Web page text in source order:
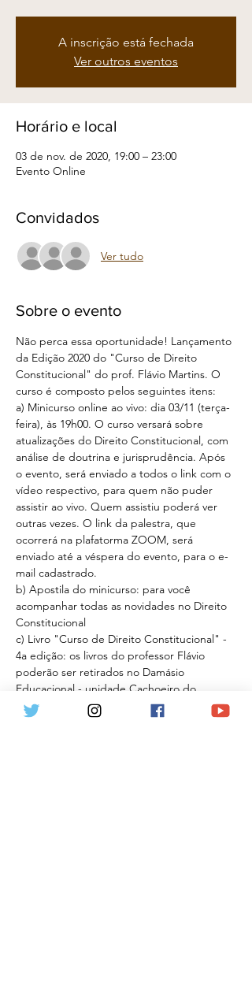
A inscrição está fechada
Ver outros eventos
Horário e local
03 de nov. de 2020, 19:00 – 23:00
Evento Online
Convidados
Ver tudo
Sobre o evento
Não perca essa oportunidade! Lançamento
da Edição 2020 do "Curso de Direito
Constitucional" do prof. Flávio Martins. O
curso é composto pelos seguintes itens:
a) Minicurso online ao vivo: dia 03/11 (terça-
feira), às 19h00. O curso versará sobre
atualizações do Direito Constitucional, com
análise de doutrina e jurisprudência. Após
o evento, será enviado a todos o link com o
vídeo respectivo, para quem não puder
assistir ao vivo. Quem assistiu poderá ver
outras vezes. O link da palestra, que
ocorrerá na plafatorma ZOOM, será
enviado até a véspera do evento, para o e-
mail cadastrado.
b) Apostila do minicurso: para você
acompanhar todas as novidades no Direito
Constitucional
c) Livro "Curso de Direito Constitucional" -
4a edição: os livros do professor Flávio
poderão ser retirados no Damásio
Educacional - unidade Cachoeiro do
Itapemirim (Rua Ruy Barbosa, 28, Centro,
Cachoeiro do Itapemirim). (028) 99937-6836